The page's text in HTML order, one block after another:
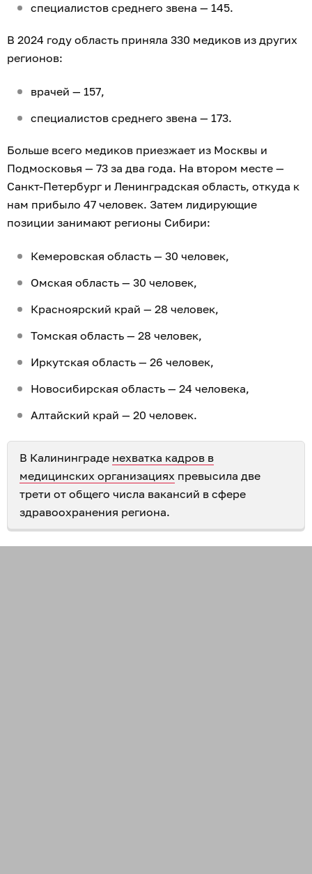
специалистов среднего звена — 145.
В 2024 году область приняла 330 медиков из других
регионов:
врачей — 157,
специалистов среднего звена — 173.
Больше всего медиков приезжает из Москвы и
Подмосковья — 73 за два года. На втором месте —
Санкт-Петербург и Ленинградская область, откуда к
нам прибыло 47 человек. Затем лидирующие
позиции занимают регионы Сибири:
Кемеровская область — 30 человек,
Омская область — 30 человек,
Красноярский край — 28 человек,
Томская область — 28 человек,
Иркутская область — 26 человек,
Новосибирская область — 24 человека,
Алтайский край — 20 человек.
В Калининграде нехватка кадров в
медицинских организациях превысила две
трети от общего числа вакансий в сфере
здравоохранения региона.